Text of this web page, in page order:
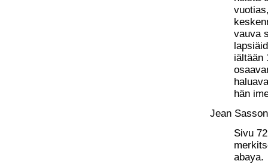
vauva
iältään
hän
Jean
Sivu
abaya.